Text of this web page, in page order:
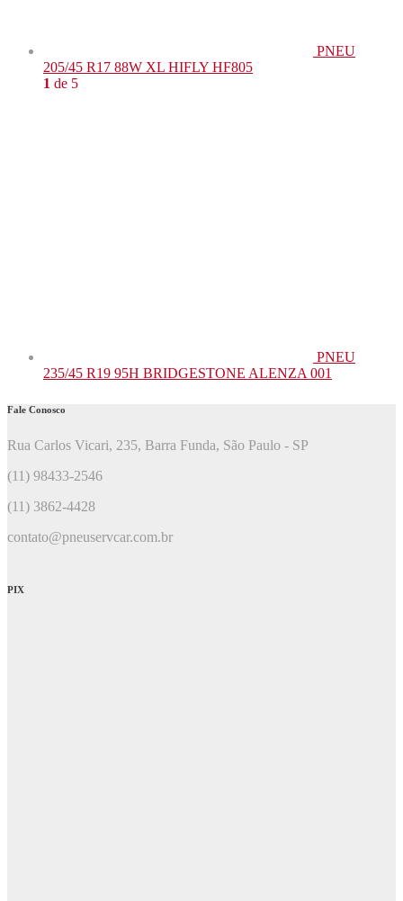
PNEU
205/45 R17 88W XL HIFLY HF805
1 de 5
PNEU
235/45 R19 95H BRIDGESTONE ALENZA 001
Fale Conosco
Rua Carlos Vicari, 235, Barra Funda, São Paulo - SP
(11) 98433-2546
(11) 3862-4428
contato@pneuservcar.com.br
PIX